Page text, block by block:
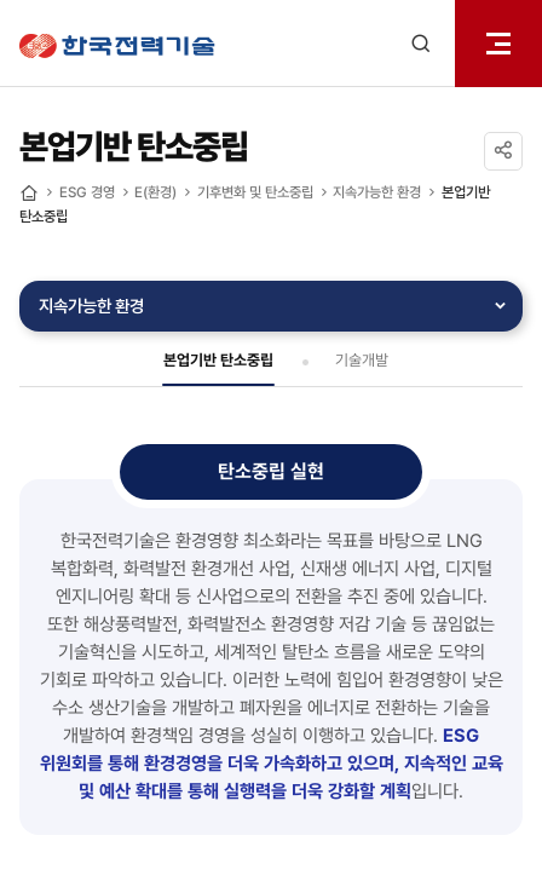
열기
본업기반 탄소중립
홈
ESG 경영 E(환경) 기후변화 및 탄소중립 지속가능한 환경
본업기반
탄소중립
공유하기
지속가능한 환경
본업기반 탄소중립 기술개발
탄소중립 실현
한국전력기술은 환경영향 최소화라는 목표를 바탕으로 LNG
복합화력, 화력발전 환경개선 사업, 신재생 에너지 사업, 디지털
엔지니어링 확대 등 신사업으로의 전환을 추진 중에 있습니다.
또한 해상풍력발전, 화력발전소 환경영향 저감 기술 등 끊임없는
기술혁신을 시도하고, 세계적인 탈탄소 흐름을 새로운 도약의
기회로 파악하고 있습니다. 이러한 노력에 힘입어 환경영향이 낮은
수소 생산기술을 개발하고 폐자원을 에너지로 전환하는 기술을
개발하여 환경책임 경영을 성실히 이행하고 있습니다. ESG
위원회를 통해 환경경영을 더욱 가속화하고 있으며, 지속적인 교육
및 예산 확대를 통해 실행력을 더욱 강화할 계획입니다.